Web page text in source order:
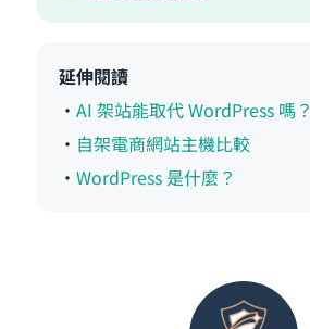
延伸閱讀
・AI 架站能取代 WordPress 嗎？
・ 自架電商網站主機比較
・WordPress 是什麼？